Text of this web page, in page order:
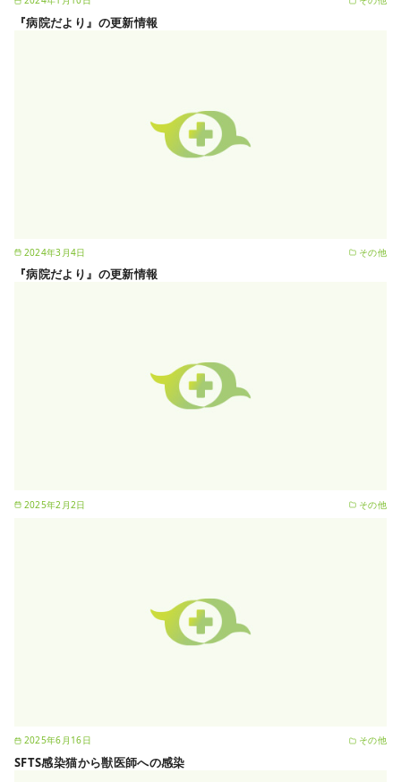
『病院だより』の更新情報
2024年3月4日 その他
『病院だより』の更新情報
2025年2月2日 その他
2025年6月16日 その他
SFTS感染猫から獣医師への感染